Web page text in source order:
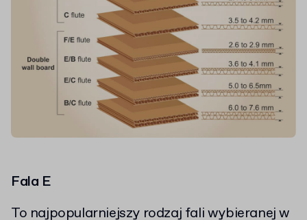
Fala E
To najpopularniejszy rodzaj fali wybieranej w